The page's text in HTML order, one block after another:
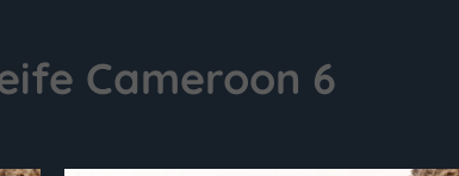
Cameroon 6